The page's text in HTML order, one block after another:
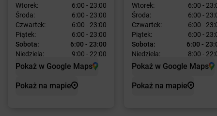
Wtorek:
6:00 - 23:00
Środa:
6:00 - 23:00
Czwartek:
6:00 - 23:00
Piątek:
6:00 - 23:00
Sobota:
6:00 - 23:00
Niedziela:
9:00 - 22:00
Pokaż w Google Maps
Pokaż na mapie
Wtorek:
6:00 -
Środa:
6:00 -
Czwartek:
6:00 -
Piątek:
6:00 -
Sobota:
6:00 -
Niedziela:
8:00 -
Pokaż w Google Maps
Pokaż na mapie